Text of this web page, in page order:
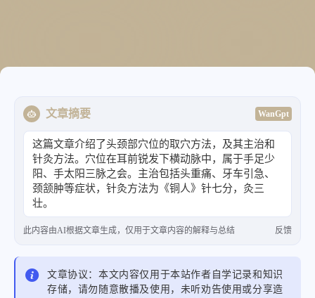
文章摘要 WanGpt
这篇文章介绍了头颈部穴位的取穴方法，及其主治和
针灸方法。穴位在耳前锐发下横动脉中，属于手足少
阳、手太阳三脉之会。主治包括头重痛、牙车引急、
颈颔肿等症状，针灸方法为《铜人》针七分，灸三
壮。
此内容由AI根据文章生成，仅用于文章内容的解释与总结 反馈
文章协议：本文内容仅用于本站作者自学记录和知识
存储，请勿随意散播及使用，未听劝告使用或分享造